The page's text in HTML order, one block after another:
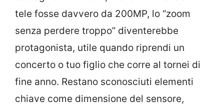
tele fosse davvero da 200MP, lo “zoom
senza perdere troppo” diventerebbe
protagonista, utile quando riprendi un
concerto o tuo figlio che corre al tornei di
fine anno. Restano sconosciuti elementi
chiave come dimensione del sensore,